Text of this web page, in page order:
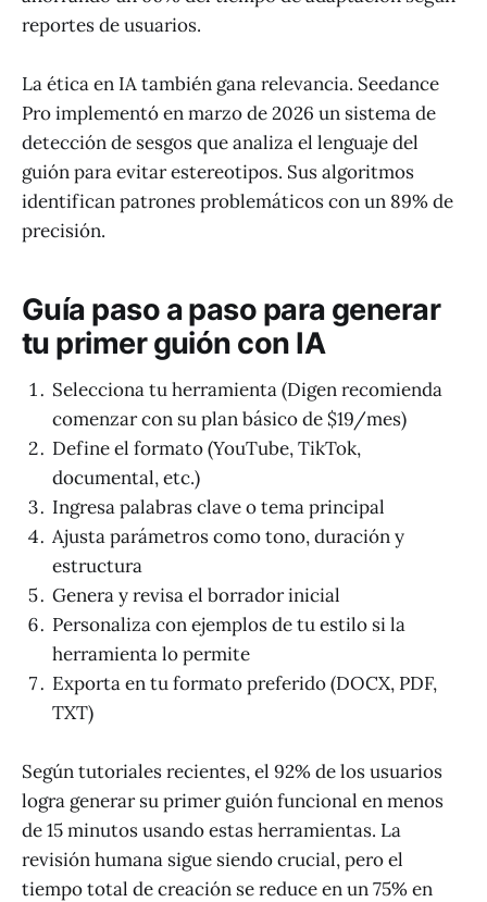
reportes de usuarios.
La ética en IA también gana relevancia. Seedance
Pro implementó en marzo de 2026 un sistema de
detección de sesgos que analiza el lenguaje del
guión para evitar estereotipos. Sus algoritmos
identifican patrones problemáticos con un 89% de
precisión.
Guía paso a paso para generar
tu primer guión con IA
Selecciona tu herramienta (Digen recomienda
comenzar con su plan básico de $19/mes)
Define el formato (YouTube, TikTok,
documental, etc.)
Ingresa palabras clave o tema principal
Ajusta parámetros como tono, duración y
estructura
Genera y revisa el borrador inicial
Personaliza con ejemplos de tu estilo si la
herramienta lo permite
Exporta en tu formato preferido (DOCX, PDF,
TXT)
Según tutoriales recientes, el 92% de los usuarios
logra generar su primer guión funcional en menos
de 15 minutos usando estas herramientas. La
revisión humana sigue siendo crucial, pero el
tiempo total de creación se reduce en un 75% en